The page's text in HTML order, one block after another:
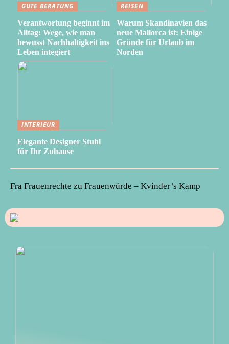
GUTE BERATUNG
Verantwortung beginnt im
Alltag: Wege, wie man
bewusst Nachhaltigkeit ins
Leben integiert
REISEN
Warum Skandinavien das
neue Mallorca ist: Einige
Gründe für Urlaub im
Norden
INTERIEUR
Elegante Designer Stuhl
für Ihr Zuhause
Fra Frauenrechte zu Frauenwürde – Kvinder’s Kamp